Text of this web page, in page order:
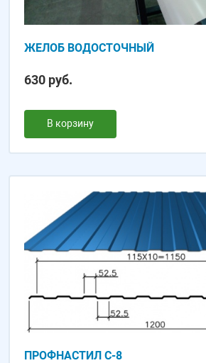
ЖЕЛОБ ВОДОСТОЧНЫЙ
630 руб.
В корзину
ПРОФНАСТИЛ С-8